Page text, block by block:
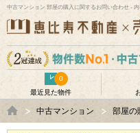
中古マンション 部屋の購入に関するお問い合わせ - 内
最近見た物件
0
中古マンション 部屋の